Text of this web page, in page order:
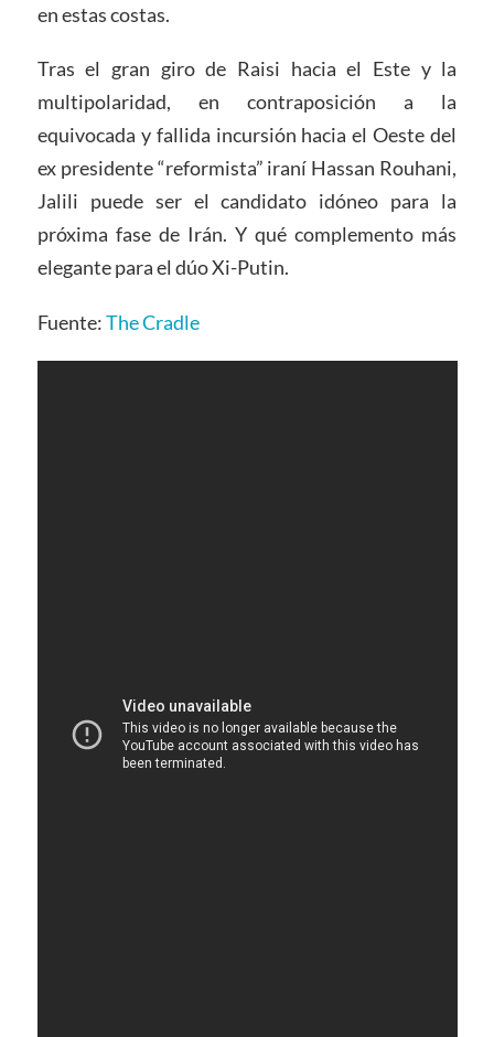
en estas costas.
Tras el gran giro de Raisi hacia el Este y la
multipolaridad, en contraposición a la
equivocada y fallida incursión hacia el Oeste del
ex presidente “reformista” iraní Hassan Rouhani,
Jalili puede ser el candidato idóneo para la
próxima fase de Irán. Y qué complemento más
elegante para el dúo Xi-Putin.
Fuente:The Cradle